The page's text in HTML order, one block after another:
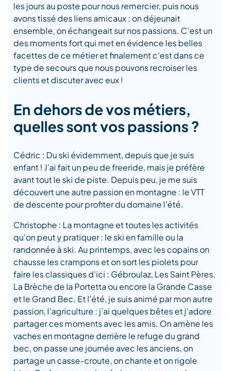
les jours au poste pour nous remercier, puis nous
avons tissé des liens amicaux : on déjeunait
ensemble, on échangeait sur nos passions. C’est un
des moments fort qui met en évidence les belles
facettes de ce métier et finalement c’est dans ce
type de secours que nous pouvons recroiser les
clients et discuter avec eux !
En dehors de vos métiers,
quelles sont vos passions ?
Cédric : Du ski évidemment, depuis que je suis
enfant ! J’ai fait un peu de freeride, mais je préfère
avant tout le ski de piste. Depuis peu, je me suis
découvert une autre passion en montagne : le VTT
de descente pour profiter du domaine l’été.
Christophe : La montagne et toutes les activités
qu’on peut y pratiquer : le ski en famille ou la
randonnée à ski. Au printemps, avec les copains on
chausse les crampons et on sort les piolets pour
faire les classiques d’ici : Gébroulaz, Les Saint Pères,
La Brèche de la Portetta ou encore la Grande Casse
et le Grand Bec. Et l’été, je suis animé par mon autre
passion, l’agriculture : j’ai quelques bêtes et j’adore
partager ces moments avec les amis. On amène les
vaches en montagne derrière le refuge du grand
bec, on passe une journée avec les anciens, on
partage un casse-croute, on chante et on rigole